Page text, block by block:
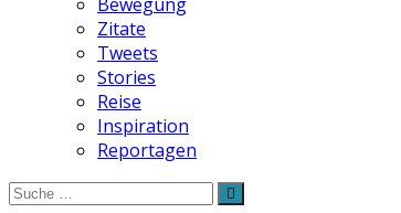
Zitate
Tweets
Stories
Reise
Inspiration
Reportagen
Suche